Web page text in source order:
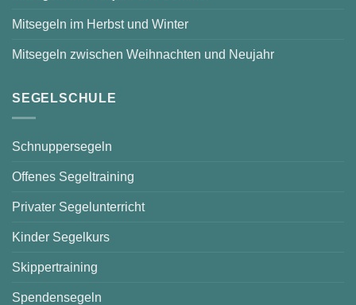
Mitsegeln im Herbst und Winter
Mitsegeln zwischen Weihnachten und Neujahr
SEGELSCHULE
Schnuppersegeln
Offenes Segeltraining
Privater Segelunterricht
Kinder Segelkurs
Skippertraining
Spendensegeln